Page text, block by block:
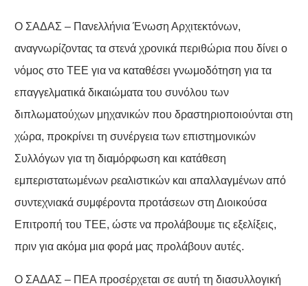
Ο ΣΑΔΑΣ – Πανελλήνια Ένωση Αρχιτεκτόνων,
αναγνωρίζοντας τα στενά χρονικά περιθώρια που δίνει ο
νόμος στο ΤΕΕ για να καταθέσει γνωμοδότηση για τα
επαγγελματικά δικαιώματα του συνόλου των
διπλωματούχων μηχανικών που δραστηριοποιούνται στη
χώρα, προκρίνει τη συνέργεια των επιστημονικών
Συλλόγων για τη διαμόρφωση και κατάθεση
εμπεριστατωμένων ρεαλιστικών και απαλλαγμένων από
συντεχνιακά συμφέροντα προτάσεων στη Διοικούσα
Επιτροπή του ΤΕΕ, ώστε να προλάβουμε τις εξελίξεις,
πριν για ακόμα μια φορά μας προλάβουν αυτές.
Ο ΣΑΔΑΣ – ΠΕΑ προσέρχεται σε αυτή τη διασυλλογική